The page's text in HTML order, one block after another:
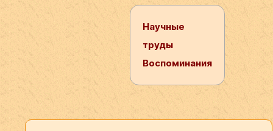
Научные
труды
Воспоминания